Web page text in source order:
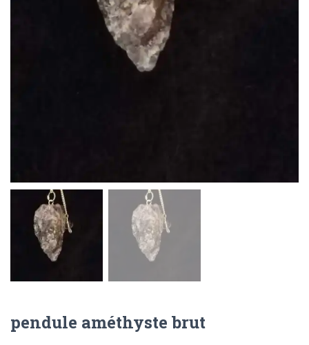
pendule améthyste brut